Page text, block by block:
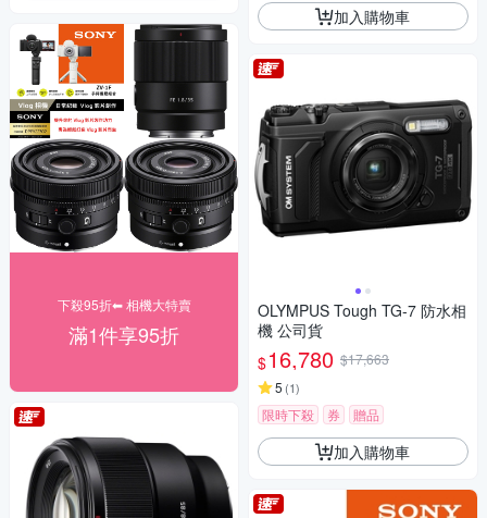
下殺95折⬅︎ 相機大特賣
滿1件享95折
加入購物車
OLYMPUS Tough TG-7 防水相
機 公司貨
$16,780 $17,663
5 (1)
限時下殺 券 贈品
加入購物車